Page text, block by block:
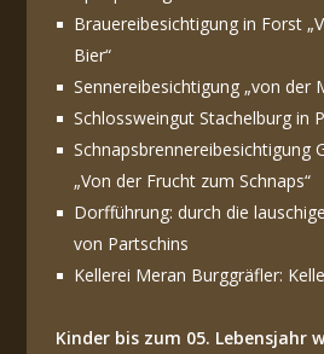
Brauereibesichtigung in Forst
Bier“
Sennereibesichtigung „von der
Schlossweingut Stachelburg in
Schnapsbrennereibesichtigung
„Von der Frucht zum Schnaps“
Dorfführung: durch die
von Partschins
Kellerei Meran Burggräfler:
Kinder bis zum 05. Lebensjahr